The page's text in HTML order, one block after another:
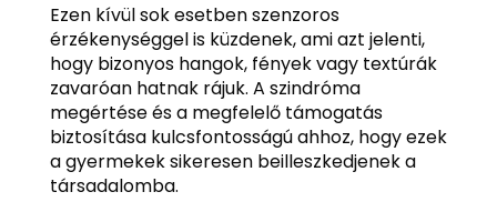
Ezen kívül sok esetben szenzoros
érzékenységgel is küzdenek, ami azt jelenti,
hogy bizonyos hangok, fények vagy textúrák
zavaróan hatnak rájuk. A szindróma
megértése és a megfelelő támogatás
biztosítása kulcsfontosságú ahhoz, hogy ezek
a gyermekek sikeresen beilleszkedjenek a
társadalomba.